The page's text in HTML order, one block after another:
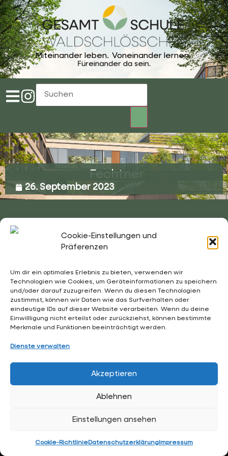
Cookie-Einstellungen und
Präferenzen
Um dir ein optimales Erlebnis zu bieten, verwenden wir
Technologien wie Cookies, um Geräteinformationen zu speichern
und/oder darauf zuzugreifen. Wenn du diesen Technologien
zustimmst, können wir Daten wie das Surfverhalten oder
eindeutige IDs auf dieser Website verarbeiten. Wenn du deine
Einwillligung nicht erteilst oder zurückziehst, können bestimmte
Merkmale und Funktionen beeinträchtigt werden.
Dienste verwalten
Akzeptieren
Ablehnen
Einstellungen ansehen
Cookie-RichtlinieDatenschutzerklärung Impressum
Miteinander leben. Voneinander lernen.
Füreinander da sein.
Fechtner
26. September 2023
sekretariat@waldschloesschen.schule
Über uns
FAQ - Häufig gestellte Fragen
Impressum
Datenschutzerklärung
Hintergrundgrafiken:
Formtool, Anton Kolev • Website-Design:Arne Hupe
arne.hupe@gmx.de